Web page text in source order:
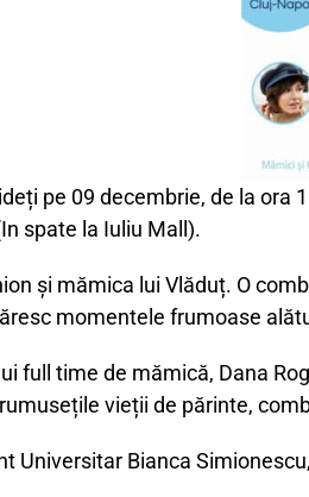
pe 09 decembrie, de la ora
spate la Iuliu Mall).
și mămica lui Vlăduț. O
momentele frumoase
full time de mămică, Dana
vieții de părinte,
Universitar Bianca